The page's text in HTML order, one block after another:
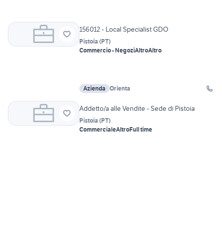
156012 - Local Specialist GDO
Pistoia (PT)
Commercio - NegoziAltroAltro
Azienda Orienta
Addetto/a alle Vendite - Sede di Pistoia
Pistoia (PT)
CommercialeAltroFull time